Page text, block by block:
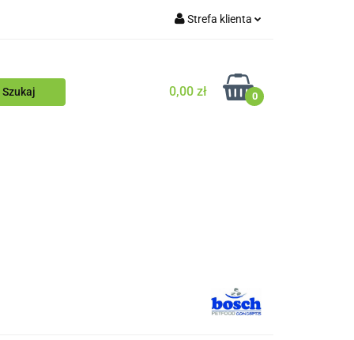
Strefa klienta
Zarejestruj się
Dodaj zgłoszenie
0,00 zł 0